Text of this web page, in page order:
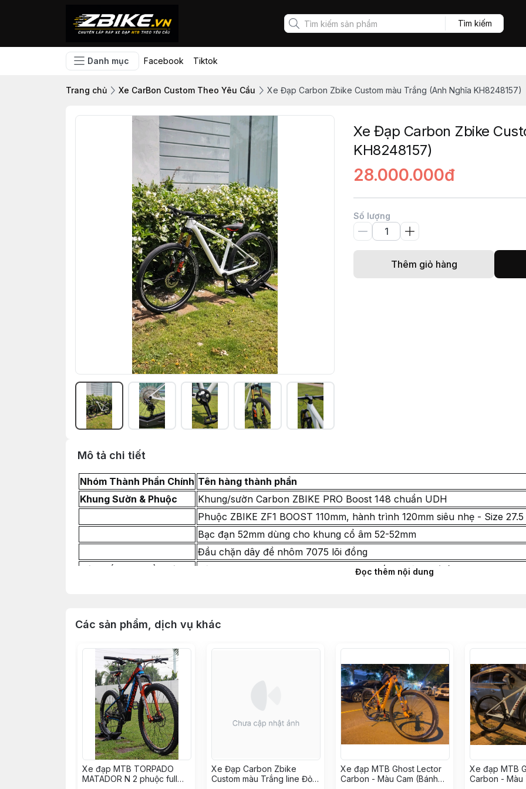
Tìm kiếm
Danh mục Facebook Tiktok
Trang chủ Xe CarBon Custom Theo Yêu Cầu Xe Đạp Carbon Zbike Custom màu Trắng (Anh Nghĩa KH8248157)
Xe Đạp Carbon Zbike
KH8248157)
28.000.000đ
Số lượng
Thêm giỏ hàng
Mô tả chi tiết
Nhóm Thành Phần Chính Tên hàng thành phần
Khung Sườn & Phuộc
Khung/sườn Carbon ZBIKE PRO Boost 148 chuẩn UDH
Phuộc ZBIKE ZF1 BOOST 110mm, hành trình 120mm siêu nhẹ - Size 27.5
Bạc đạn 52mm dùng cho khung cổ âm 52-52mm
Đầu chặn dây đề nhôm 7075 lõi đồng
Hệ Thống Truyền Động
Bộ group SHIMANO DEORE M6100 32T (Full bộ 6 món) - Made in Japan
Đĩa thắng SHIMANO RT10 Centerlock 160mm
Ruột Lốp CST Ultra Light 27.5 x 1.9/2.3 - Van xe máy
Hệ Thống Lái
Ghi đông liền pô tăng Carbon RPANTAHI siêu thẩm mỹ
Tay nắm xe đạp ODI AG10 - Màu Đen
Yên & Cốt Yên
Cốt yên tăng giảm (Dropper Post) KS EXA900i - 30.9mm
Khóa cốt yên chuẩn mới FXFM 34.9
Yên chuyên dụng xe MTB hãng BULLS - Màu Cam
Đọc thêm nội dung
Các sản phẩm, dịch vụ khác
Xe đạp MTB TORPADO
MATADOR N 2 phuộc full
Xe Đạp Carbon Zbike
Custom màu Trắng line Đỏ -
Xe đạp MTB Ghost Lector
Carbon - Màu Cam (Bánh
Xe đạp MTB
Carbon - Màu